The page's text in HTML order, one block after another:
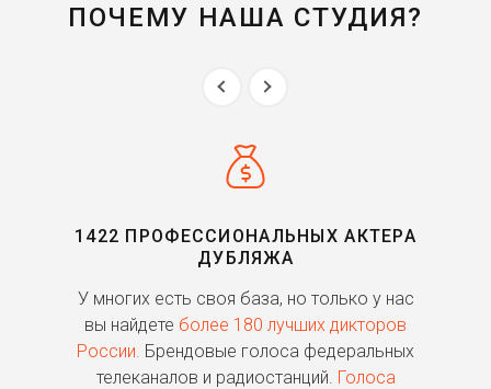
ПОЧЕМУ НАША СТУДИЯ?
1422 ПРОФЕССИОНАЛЬНЫХ АКТЕРА
ДУБЛЯЖА
У многих есть своя база, но только у нас
вы найдете более 180 лучших дикторов
России. Брендовые голоса федеральных
телеканалов и радиостанций. Голоса